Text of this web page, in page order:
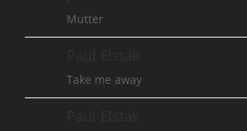
Mutter
Take me away